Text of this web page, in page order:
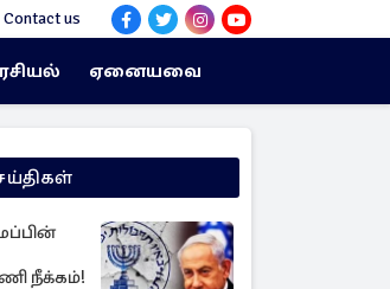
Contact us
ஏனையவை
நீக்கம்!